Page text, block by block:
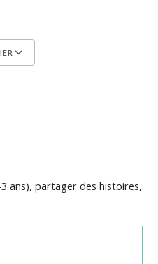
ans), partager des histoires,